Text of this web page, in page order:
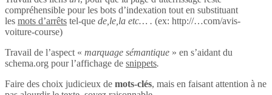
compréhensible pour les bots d’indexation tout en substituant
les mots d’arrêts tel-que de,le,la etc… . (ex: http://…com/avis-
voiture-course)
Travail de l’aspect « marquage sémantique » en s’aidant du
schema.org pour l’affichage de snippets.
Faire des choix judicieux de mots-clés, mais en faisant attention à ne